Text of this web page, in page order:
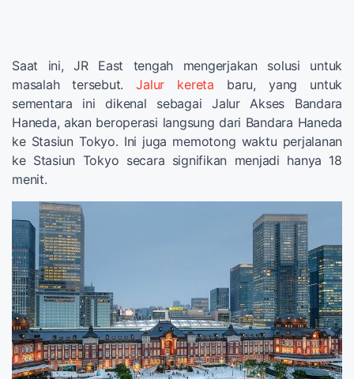
Saat ini, JR East tengah mengerjakan solusi untuk
masalah tersebut.Jalur kereta baru, yang untuk
sementara ini dikenal sebagai Jalur Akses Bandara
Haneda, akan beroperasi langsung dari Bandara Haneda
ke Stasiun Tokyo. Ini juga memotong waktu perjalanan
ke Stasiun Tokyo secara signifikan menjadi hanya 18
menit.